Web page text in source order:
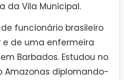
da Vila Municipal.
funcionário brasileiro
e de uma enfermeira
Barbados. Estudou no
Amazonas diplomando-